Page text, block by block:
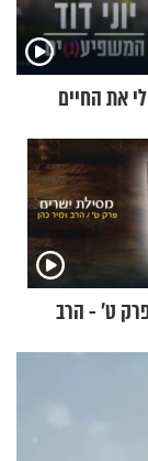
את החיים
ט’ - הרב